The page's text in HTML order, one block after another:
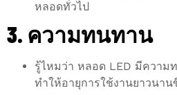
หลอดทั่วไป
3. ความทนทาน
รู้ไหมว่า หลอด LED มีความ
ทำให้อายุการใช้งานยาวนาน